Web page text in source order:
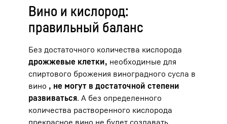
Вино и кислород:
правильный баланс
Без достаточного количества кислорода
дрожжевые клетки, необходимые для
спиртового брожения виноградного сусла в
вино , не могут в достаточной степени
развиваться. А без определенного
количества растворенного кислорода
прекрасное вино не будет создавать